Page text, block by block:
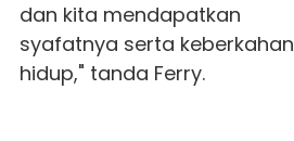
dan kita mendapatkan
syafatnya serta keberkahan
hidup," tanda Ferry.